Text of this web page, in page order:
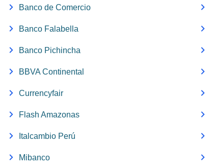
Banco de Comercio
Banco Falabella
Banco Pichincha
BBVA Continental
Currencyfair
Flash Amazonas
Italcambio Perú
Mibanco